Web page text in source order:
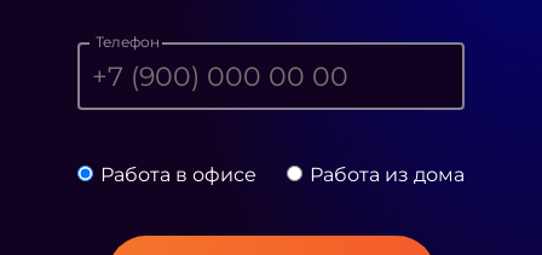
Телефон
Работа в офисе Работа из дома